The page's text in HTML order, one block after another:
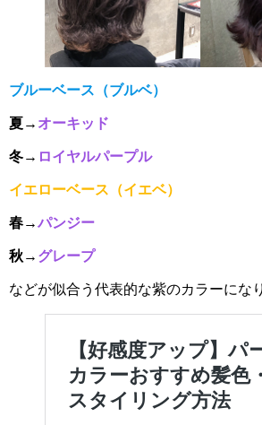
ブルーベース（ブルベ）
夏→ オーキッド
冬→ ロイヤルパープル
イエローベース（イエベ）
春→パンジー
秋→ グレープ
などが似合う代表的な紫のカラーにな